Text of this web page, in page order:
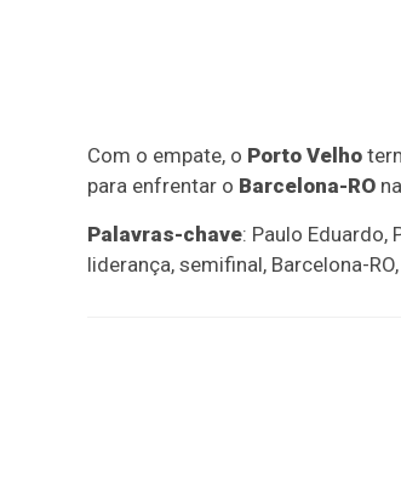
Com o empate, o Porto Velho
para enfrentar o Barcelona-RO
Palavras-chave: Paulo Eduardo,
liderança, semifinal, Barcelona-